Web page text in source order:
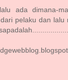
ada dimana-
pelaku dan lalu